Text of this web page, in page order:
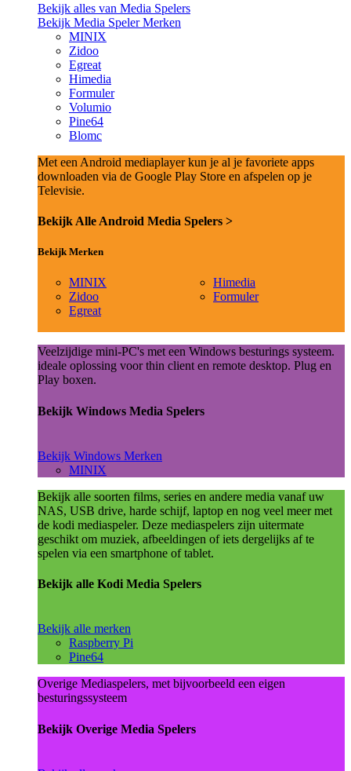
Bekijk alles van Media Spelers
Bekijk Media Speler Merken
MINIX
Zidoo
Egreat
Himedia
Formuler
Volumio
Pine64
Blomc
Met een Android mediaplayer kun je al je favoriete apps
downloaden via de Google Play Store en afspelen op je
Televisie.
Bekijk Alle Android Media Spelers >
Bekijk Merken
MINIX
Zidoo
Egreat
Himedia
Formuler
Veelzijdige mini-PC's met een Windows besturings systeem.
ideale oplossing voor thin client en remote desktop. Plug en
Play boxen.
Bekijk Windows Media Spelers
Bekijk Windows Merken
MINIX
Bekijk alle soorten films, series en andere media vanaf uw
NAS, USB drive, harde schijf, laptop en nog veel meer met
de kodi mediaspeler. Deze mediaspelers zijn uitermate
geschikt om muziek, afbeeldingen of iets dergelijks af te
spelen via een smartphone of tablet.
Bekijk alle Kodi Media Spelers
Bekijk alle merken
Raspberry Pi
Pine64
Overige Mediaspelers, met bijvoorbeeld een eigen
besturingssysteem
Bekijk Overige Media Spelers